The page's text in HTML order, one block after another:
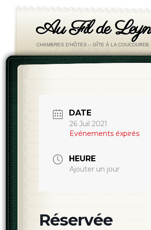
Au Fil de
CHAMBRES D'HÔTES – GÎTE À LA
DATE
26 Juil 2021
Evénements éxpirés
HEURE
Ajouter un jour
Réservée